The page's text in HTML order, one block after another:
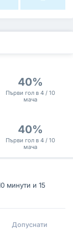
40%
Първи гол в 4 / 10
мача
40%
Първи гол в 4 / 10
мача
минути и 15
Допуснати